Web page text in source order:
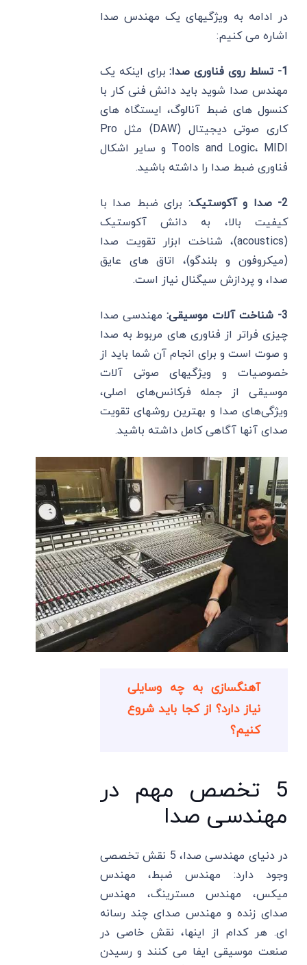
در ادامه به ویژگیهای یک مهندس صدا
اشاره می کنیم:
1- تسلط روی فناوری صدا:
برای اینکه یک
مهندس صدا شوید باید دانش فنی کار با
کنسول های ضبط آنالوگ، ایستگاه های
کاری صوتی دیجیتال (DAW) مثل Pro
Tools and Logic، MIDI و سایر اشکال
فناوری ضبط صدا را داشته باشید.
2- صدا و آکوستیک:
برای ضبط صدا با
کیفیت بالا، به دانش آکوستیک
(acoustics)، شناخت ابزار تقویت صدا
(میکروفون و بلندگو)، اتاق های عایق
صدا، و پردازش سیگنال نیاز است.
3- شناخت آلات موسیقی:
مهندسی صدا
چیزی فراتر از فناوری های مربوط به صدا
و صوت است و برای انجام آن شما باید از
خصوصیات و ویژگیهای صوتی آلات
موسیقی از جمله فرکانس‌های اصلی،
ویژگی‌های صدا و بهترین روشهای تقویت
صدای آنها آگاهی کامل داشته باشید.
آهنگسازی به چه وسایلی
نیاز دارد؟ از کجا باید شروع
کنیم؟
5 تخصص مهم در
مهندسی صدا
در دنیای مهندسی صدا، 5 نقش تخصصی
وجود دارد: مهندس ضبط، مهندس
میکس، مهندس مسترینگ، مهندس
صدای زنده و مهندس صدای چند رسانه
ای. هر کدام از اینها، نقش خاصی در
صنعت موسیقی ایفا می کنند و رسیدن